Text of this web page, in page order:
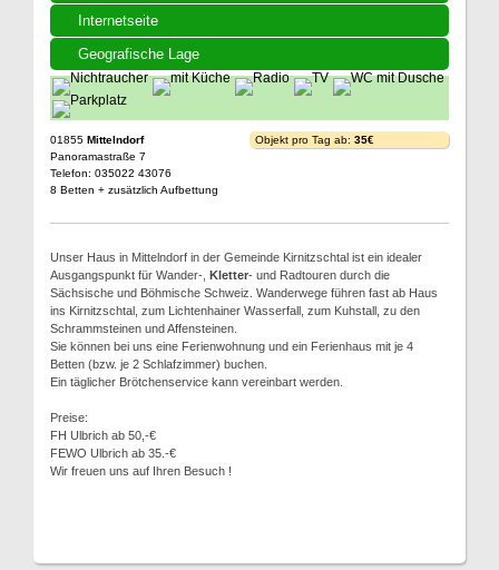
Internetseite
Geografische Lage
01855 Mittelndorf
Panoramastraße 7
Telefon: 035022 43076
8 Betten + zusätzlich Aufbettung
Objekt pro Tag ab: 35€
Unser Haus in Mittelndorf in der Gemeinde Kirnitzschtal ist ein idealer
Ausgangspunkt für Wander-, Kletter- und Radtouren durch die
Sächsische und Böhmische Schweiz. Wanderwege führen fast ab Haus
ins Kirnitzschtal, zum Lichtenhainer Wasserfall, zum Kuhstall, zu den
Schrammsteinen und Affensteinen.
Sie können bei uns eine Ferienwohnung und ein Ferienhaus mit je 4
Betten (bzw. je 2 Schlafzimmer) buchen.
Ein täglicher Brötchenservice kann vereinbart werden.
Preise:
FH Ulbrich ab 50,-€
FEWO Ulbrich ab 35.-€
Wir freuen uns auf Ihren Besuch !